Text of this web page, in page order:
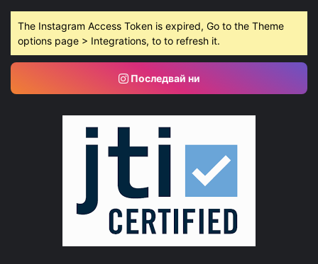
The Instagram Access Token is expired, Go to the Theme
options page > Integrations, to to refresh it.
Последвай ни